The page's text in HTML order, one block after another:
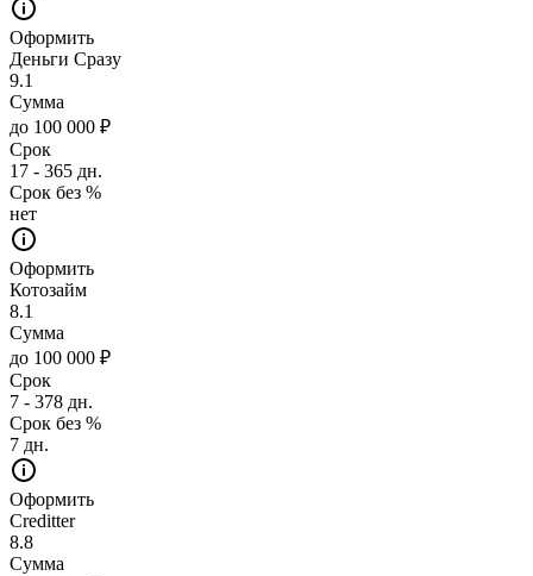
Оформить
Деньги Сразу
9.1
Сумма
до 100 000 ₽
Срок
17 - 365 дн.
Срок без %
нет
Оформить
Котозайм
8.1
Сумма
до 100 000 ₽
Срок
7 - 378 дн.
Срок без %
7 дн.
Оформить
Creditter
8.8
Сумма